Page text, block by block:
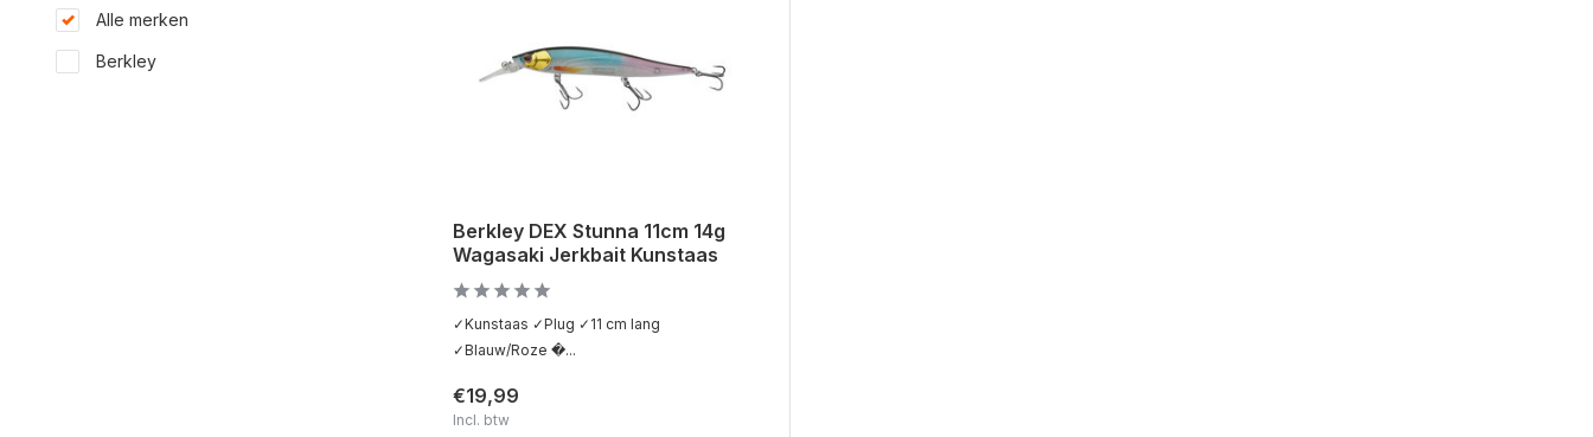
Alle merken
Berkley
Berkley DEX Stunna 11cm 14g
Wagasaki Jerkbait Kunstaas
✓Kunstaas ✓Plug ✓11 cm lang
✓Blauw/Roze �...
€19,99
Incl. btw